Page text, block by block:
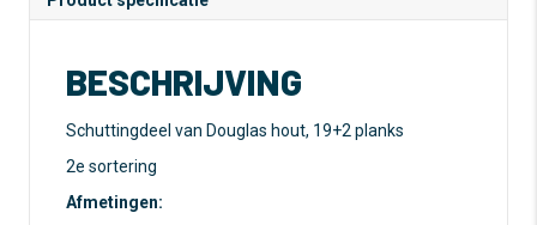
BESCHRIJVING
Schuttingdeel van Douglas hout, 19+2 planks
2e sortering
Afmetingen: